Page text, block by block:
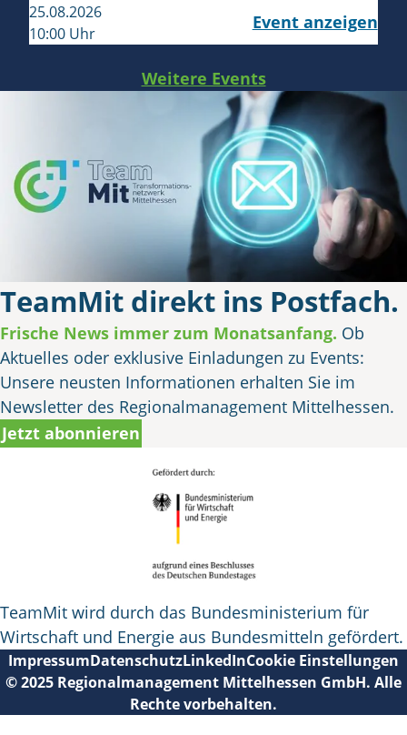
25.08.2026
10:00 Uhr
Event anzeigen
Weitere Events
TeamMit direkt ins Postfach.
Frische News immer zum Monatsanfang. Ob
Aktuelles oder exklusive Einladungen zu Events:
Unsere neusten Informationen erhalten Sie im
Newsletter des Regionalmanagement Mittelhessen.
Jetzt abonnieren
TeamMit wird durch das Bundesministerium für
Wirtschaft und Energie aus Bundesmitteln gefördert.
ImpressumDatenschutzLinkedInCookie Einstellungen
© 2025 Regionalmanagement Mittelhessen GmbH. Alle
Rechte vorbehalten.